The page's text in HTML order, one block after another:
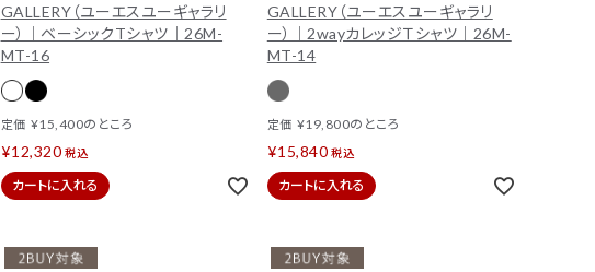
GALLERY（ユーエスユーギャラリ
ー）｜ベーシックTシャツ｜26M-
MT-16
定価 ¥15,400のところ
¥12,320 税込
カートに入れる
GALLERY（ユーエスユーギャラリ
ー）｜2wayカレッジＴシャツ｜26M-
MT-14
定価 ¥19,800のところ
¥15,840 税込
カートに入れる